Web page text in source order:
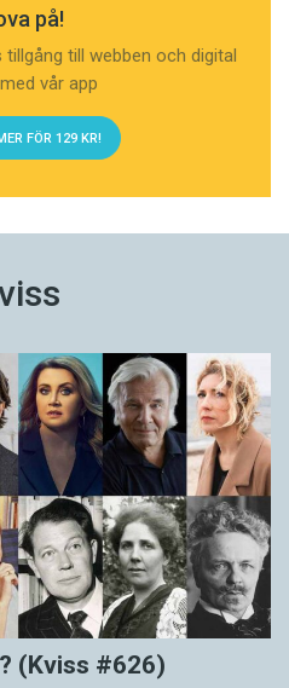
på!
tillgång till webben och digital
vår app
FÖR 129 KR!
(Kviss #626)